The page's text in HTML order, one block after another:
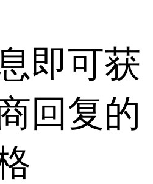
即可获
回复的